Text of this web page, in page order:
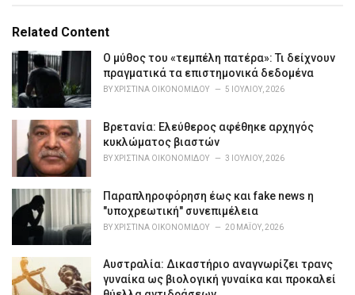
o
i
e
s
:
:Related Content
Ο μύθος του «τεμπέλη πατέρα»: Τι δείχνουν
πραγματικά τα επιστημονικά δεδομένα
BYΧΡΙΣΤΊΝΑ ΟΙΚΟΝΟΜΊΔΟΥ 5 ΙΟΥΛΊΟΥ, 2026
Βρετανία: Ελεύθερος αφέθηκε αρχηγός
κυκλώματος βιαστών
BYΧΡΙΣΤΊΝΑ ΟΙΚΟΝΟΜΊΔΟΥ 3 ΙΟΥΛΊΟΥ, 2026
Παραπληροφόρηση έως και fake news η
"υποχρεωτική" συνεπιμέλεια
BYΧΡΙΣΤΊΝΑ ΟΙΚΟΝΟΜΊΔΟΥ 20 ΜΑΪ́ΟΥ, 2026
Αυστραλία: Δικαστήριο αναγνωρίζει τρανς
γυναίκα ως βιολογική γυναίκα και προκαλεί